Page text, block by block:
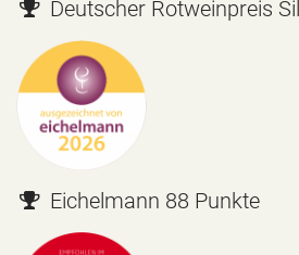
Deutscher Rotweinpreis
Eichelmann 88 Punkte